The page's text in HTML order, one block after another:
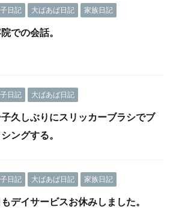
日記 大ばあば日記 家族日記
での会話。
日記 大ばあば日記
久しぶりにスリッカーブラシでブ
ングする。
日記 大ばあば日記 家族日記
デイサービスお休みしました。